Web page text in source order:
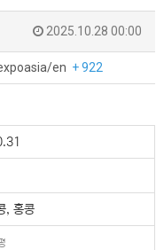
2025.10.28 00:00
en + 922
, 홍콩